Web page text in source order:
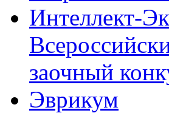
Интеллект-
заочный
Эврикум